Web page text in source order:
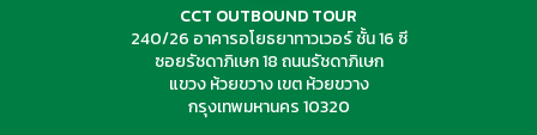
CCT OUTBOUND TOUR
240/26 อาคารอโยธยาทาวเวอร์ ชั้น 16 ซี
ซอยรัชดาภิเษก 18 ถนนรัชดาภิเษก
แขวง ห้วยขวาง เขต ห้วยขวาง
กรุงเทพมหานคร 10320